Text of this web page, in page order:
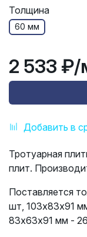
Добавить в
Толщина
60 мм
2 533 ₽/
Тротуарная
плит.
Поставляется
шт, 103х83х91
83х63х91 мм -